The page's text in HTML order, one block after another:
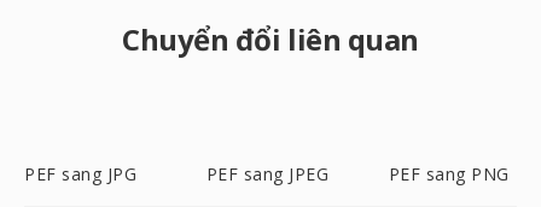
Chuyển đổi liên quan
PEF sang JPG PEF sang JPEG PEF sang PNG